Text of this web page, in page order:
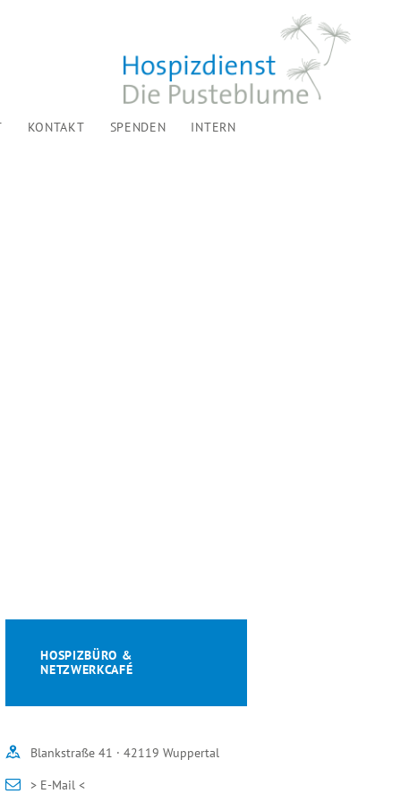
KONTAKT SPENDEN INTERN
HOSPIZBÜRO &
NETZWERKCAFÉ
Blankstraße 41 · 42119 Wuppertal
> E-Mail <